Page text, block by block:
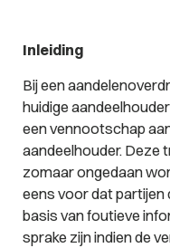
Inleiding
Bij een
huidige
een vennootschap
aandeelhouder. Deze
zomaar ongedaan
eens voor dat
basis van foutieve
sprake zijn indien de